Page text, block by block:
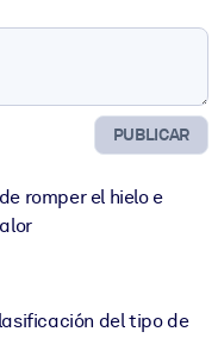
PUBLICAR
romper el hielo e
del tipo de